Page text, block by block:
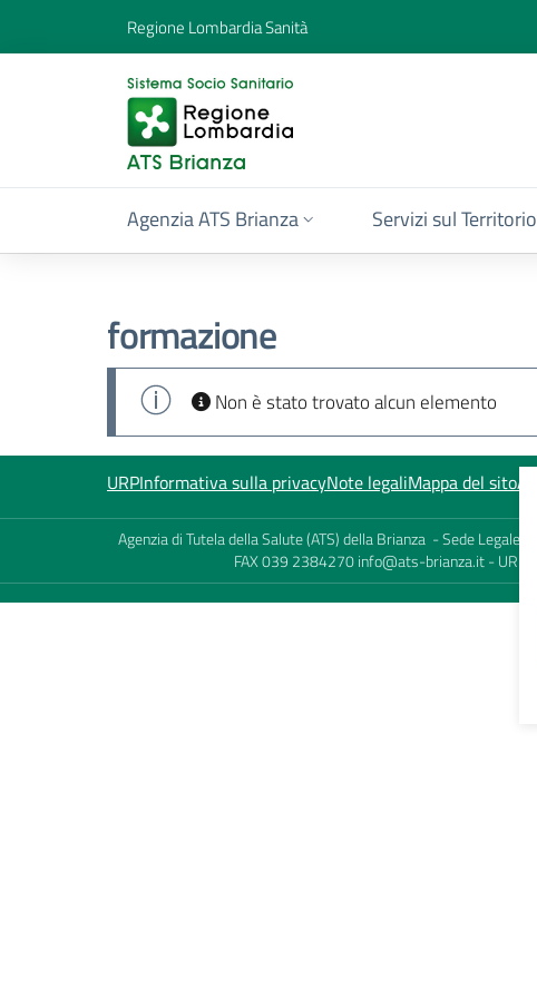
Regione Lombardia Sanità
Agenzia ATS Brianza Servizi sul Territorio
formazione
Info
Non è stato trovato alcun elemento
URPInformativa sulla privacyNote legaliMappa del sito
Agenzia di Tutela della Salute (ATS) della Brianza - Sede
FAX 039 2384270info@ats-brianza.it- URP: